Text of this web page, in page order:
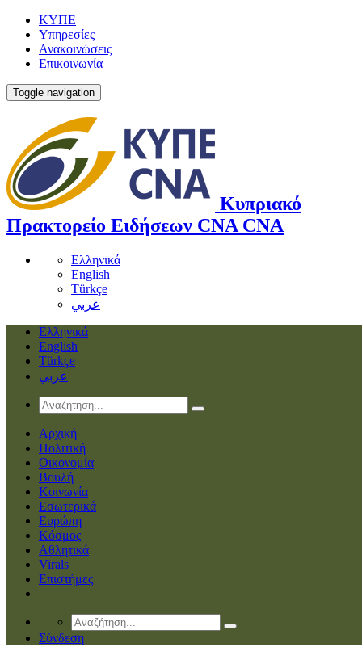
ΚΥΠΕ
Υπηρεσίες
Ανακοινώσεις
Επικοινωνία
Toggle navigation
Κυπριακό
Πρακτορείο Ειδήσεων CNA CNA
Ελληνικά
English
Türkçe
عربي
Ελληνικά
English
Türkçe
عربي
Αρχική
Πολιτική
Οικονομία
Βουλή
Κοινωνία
Εσωτερικά
Ευρώπη
Κόσμος
Αθλητικά
Virals
Επιστήμες
Σύνδεση